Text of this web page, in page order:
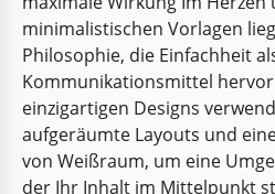
minimalistischen Vorlagen
Philosophie, die Einfachheit
Kommunikationsmittel
einzigartigen Designs
aufgeräumte Layouts und
von Weißraum, um eine
der Ihr Inhalt im Mittelpunkt